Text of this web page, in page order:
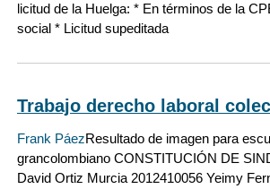
licitud de la Huelga: * En términos de la
social * Licitud supeditada
Trabajo derecho laboral
Frank PáezResultado de imagen para
grancolombiano CONSTITUCIÓN DE
David Ortiz Murcia 2012410056 Yeimy